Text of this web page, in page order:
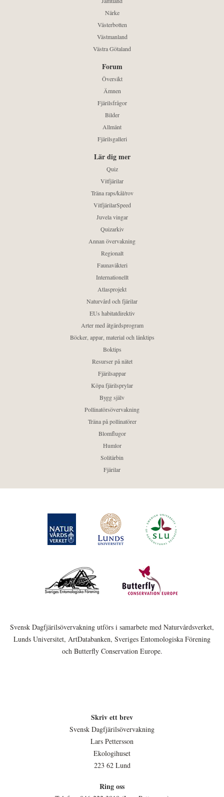
Närke
Västerbotten
Västmanland
Västra Götaland
Forum
Översikt
Ämnen
Fjärilsfrågor
Bilder
Allmänt
Fjärilsgalleri
Lär dig mer
Quiz
Vitfjärilar
Träna raps/kål/rov
VitfjärilarSpeed
Juvela vingar
Quizarkiv
Annan övervakning
Regionalt
Faunaväkteri
Internationellt
Atlasprojekt
Naturvård och fjärilar
EUs habitatdirektiv
Arter med åtgärdsprogram
Böcker, appar, material och länktips
Boktips
Resurser på nätet
Fjärilsappar
Köpa fjärilsprylar
Bygg själv
Pollinatörsövervakning
Träna på pollinatörer
Blomflugor
Humlor
Solitärbin
Fjärilar
Svensk Dagfjärilsövervakning utförs i samarbete med Naturvårdsverket,
Lunds Universitet, ArtDatabanken, Sveriges Entomologiska Förening
och Butterfly Conservation Europe.
Skriv ett brev
Svensk Dagfjärilsövervakning
Lars Pettersson
Ekologihuset
223 62 Lund
Ring oss